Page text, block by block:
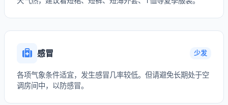
感冒 少发
各项气象条件适宜，发生感冒几率较低。但请避免长期处于空
调房间中，以防感冒。